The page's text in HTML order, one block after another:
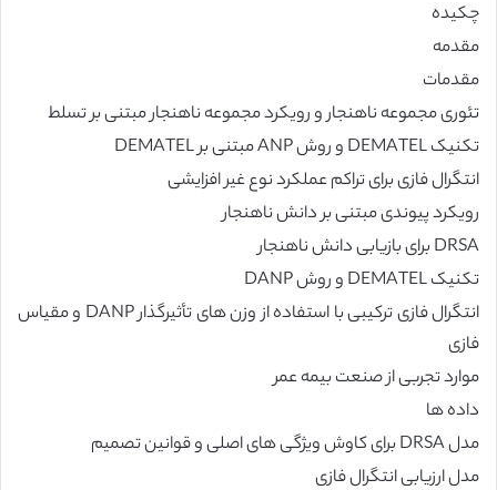
چکیده
مقدمه
مقدمات
تئوری مجموعه ناهنجار و رویکرد مجموعه ناهنجار مبتنی بر تسلط
تکنیک DEMATEL و روش ANP مبتنی بر DEMATEL
انتگرال فازی برای تراکم عملکرد نوع غیر افزایشی
رویکرد پیوندی مبتنی بر دانش ناهنجار
DRSA برای بازیابی دانش ناهنجار
تکنیک DEMATEL و روش DANP
انتگرال فازی ترکیبی با استفاده از وزن های تأثیرگذار DANP و مقیاس
فازی
موارد تجربی از صنعت بیمه عمر
داده ها
مدل DRSA برای کاوش ویژگی های اصلی و قوانین تصمیم
مدل ارزیابی انتگرال فازی